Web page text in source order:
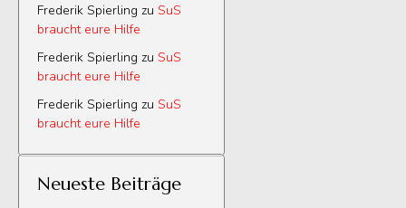
Frederik Spierling zu SuS
braucht eure Hilfe
Frederik Spierling zu SuS
braucht eure Hilfe
Frederik Spierling zu SuS
braucht eure Hilfe
Neueste Beiträge